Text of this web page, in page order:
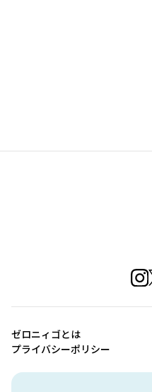
ゼロニィゴとは
プライバシーポリシー